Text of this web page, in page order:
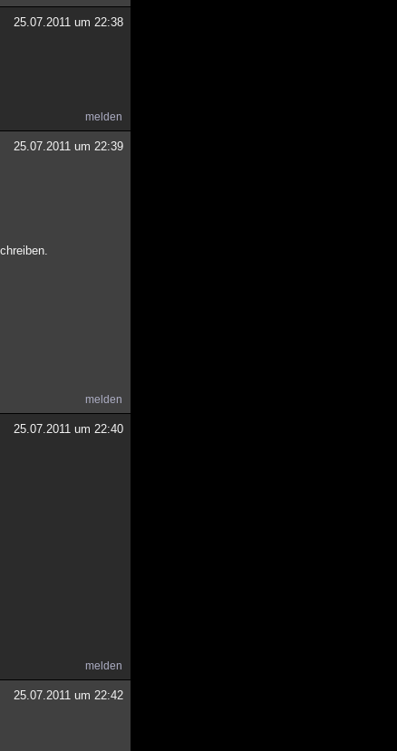
25.07.2011 um 22:38
melden
25.07.2011 um 22:39
melden
25.07.2011 um 22:40
melden
25.07.2011 um 22:42